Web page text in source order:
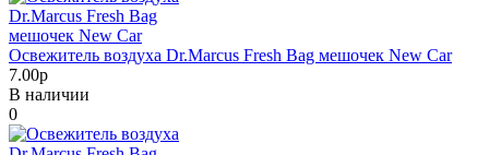
Освежитель воздуха Dr.Marcus Fresh Bag мешочек New Car
7.00р
В наличии
0